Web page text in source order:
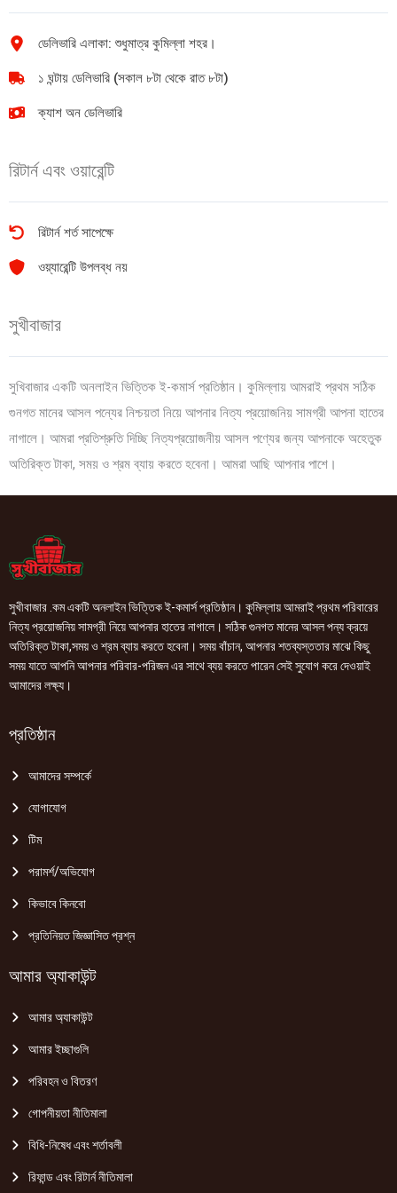
quantityডেলিভারি এলাকা: শুধুমাত্র কুমিল্লা শহর।
১ ঘন্টায় ডেলিভারি (সকাল ৮টা থেকে রাত ৮টা)
ক্যাশ অন ডেলিভারি
রিটার্ন এবং ওয়ারেন্টি
রিটার্ন শর্ত সাপেক্ষে
ওয়্যারেন্টি উপলব্ধ নয়
সুখীবাজার
সুখিবাজার একটি অনলাইন ভিত্তিক ই-কমার্স প্রতিষ্ঠান। কুমিল্লায় আমরাই প্রথম সঠিক
গুনগত মানের আসল পন্যের নিশ্চয়তা নিয়ে আপনার নিত্য প্রয়োজনিয় সামগ্রী আপনা হাতের
নাগালে। আমরা প্রতিশ্রুতি দিচ্ছি নিত্যপ্রয়োজনীয় আসল পণ্যের জন্য আপনাকে অহেতুক
অতিরিক্ত টাকা, সময় ও শ্রম ব্যায় করতে হবেনা। আমরা আছি আপনার পাশে।
সুখীবাজার .কম একটি অনলাইন ভিত্তিক ই-কমার্স প্রতিষ্ঠান। কুমিল্লায় আমরাই প্রথম পরিবারের
নিত্য প্রয়োজনিয় সামগ্রী নিয়ে আপনার হাতের নাগালে। সঠিক গুনগত মানের আসল পন্য ক্রয়ে
অতিরিক্ত টাকা,সময় ও শ্রম ব্যায় করতে হবেনা। সময় বাঁচান, আপনার শতব্যস্ততার মাঝে কিছু
সময় যাতে আপনি আপনার পরিবার-পরিজন এর সাথে ব্যয় করতে পারেন সেই সুযোগ করে দেওয়াই
আমাদের লক্ষ্য।
প্রতিষ্ঠান
আমাদের সম্পর্কে
যোগাযোগ
টিম
পরামর্শ/অভিযোগ
কিভাবে কিনবো
প্রতিনিয়ত জিজ্ঞাসিত প্রশ্ন
আমার অ্যাকাউন্ট
আমার অ্যাকাউন্ট
আমার ইচ্ছাগুলি
পরিবহন ও বিতরণ
গোপনীয়তা নীতিমালা
বিধি-নিষেধ এবং শর্তাবলী
রিফান্ড এবং রিটার্ন নীতিমালা